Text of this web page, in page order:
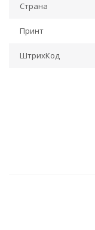
Страна
Принт
ШтрихКод